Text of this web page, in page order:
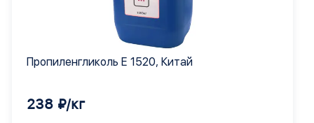
Пропиленгликоль Е 1520, Китай
238 ₽/кг